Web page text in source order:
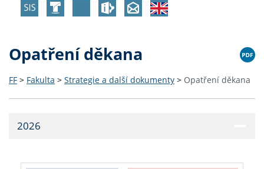
Opatření děkana
FF > Fakulta > Strategie a další dokumenty > Opatření děkana
2026